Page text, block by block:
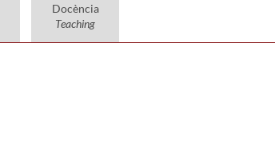
Docència
Teaching